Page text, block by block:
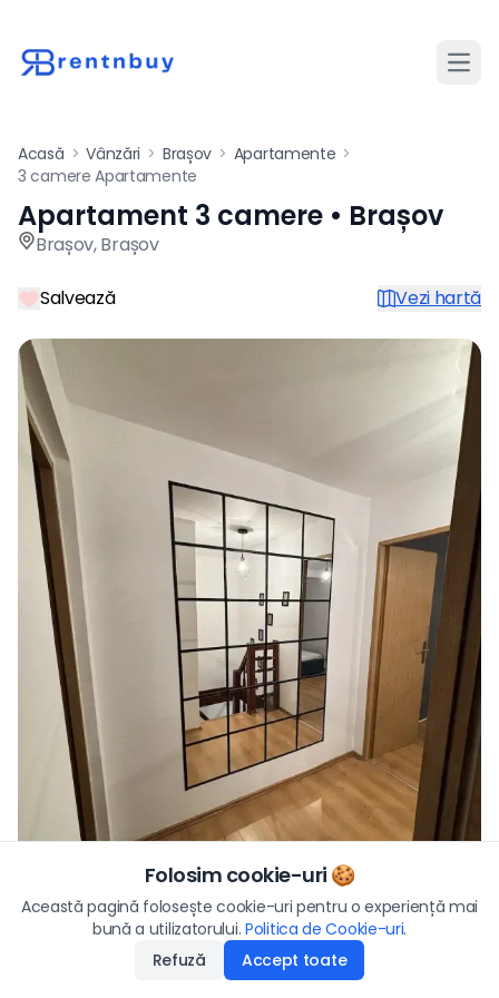
Acasă > Vânzări > Brașov > Apartamente >
3 camere Apartamente
Apartament de vânzare cu
Apartament 3 camere • Brașov
Brașov,Brașov
Salvează Vezi hartă
Preț
85.000€
15.06.2026
Aplică
Folosim cookie-uri 🍪
Această pagină folosește cookie-uri pentru o experiență mai
bună a utilizatorului. Politica de Cookie-uri.
Refuză
Accept toate